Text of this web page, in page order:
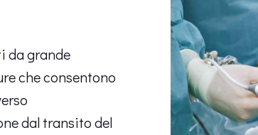
da grande
che consentono
dal transito del